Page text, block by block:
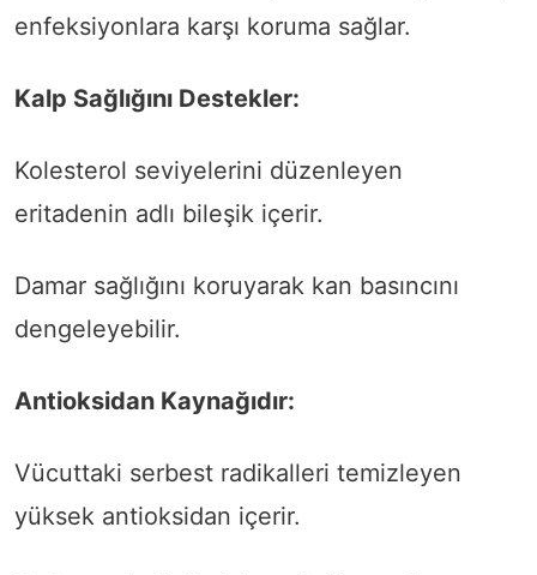
enfeksiyonlara karşı koruma sağlar.
Kalp Sağlığını Destekler:
Kolesterol seviyelerini düzenleyen
eritadenin adlı bileşik içerir.
Damar sağlığını koruyarak kan basıncını
dengeleyebilir.
Antioksidan Kaynağıdır:
Vücuttaki serbest radikalleri temizleyen
yüksek antioksidan içerir.